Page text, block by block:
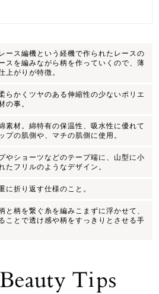
ース編機という経機で作られたレースの
スを編みながら柄を作っていくので、薄
上がりが特徴。
らかくツヤのある伸縮性の少ないポリエ
の事。
素材。綿特有の保温性、吸水性に優れて
プの肌側や、マチの肌側に使用。
やショーツなどのテープ端に、山型に小
たフリルのようなデザイン。
に折り返す仕様のこと。
と柄を繋ぐ糸を編みこまずに浮かせて、
ことで透け感や柄をすっきりとさせる手